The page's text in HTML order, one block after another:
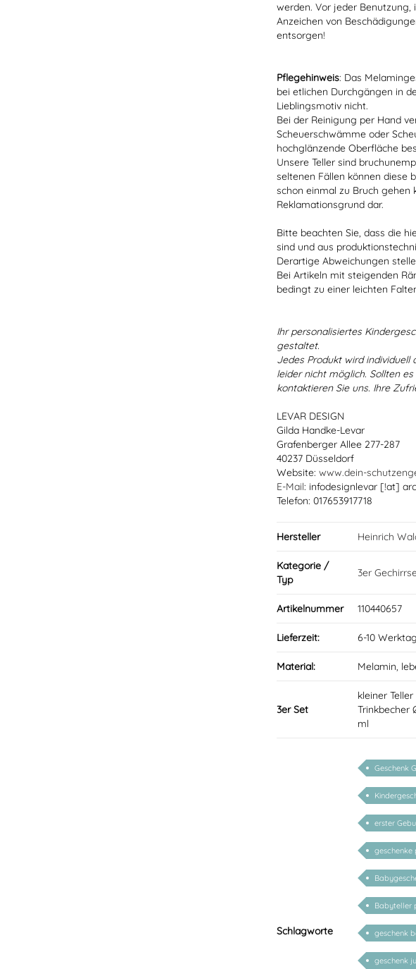
werden. Vor jeder Benutzung,
Anzeichen von
entsorgen!
Pflegehinweis: Das
bei etlichen Durchgängen in
Lieblingsmotiv nicht.
Bei der Reinigung per Hand
Scheuerschwämme oder
hochglänzende Oberfläche
Unsere Teller sind
seltenen Fällen können diese
schon einmal zu Bruch gehen
Reklamationsgrund dar.
Bitte beachten Sie, dass die
sind und aus
Derartige Abweichungen
Bei Artikeln mit steigenden
bedingt zu einer leichten
Ihr personalisiertes
gestaltet.
Jedes Produkt wird
leider nicht möglich. Sollten
kontaktieren Sie uns. Ihre
LEVAR DESIGN
Gilda Handke-Levar
Grafenberger Allee 277-287
40237 Düsseldorf
Website: www.dein-
E-Mail: infodesignlevar [!at]
Telefon: 017653917718
Hersteller Heinrich
Kategorie /
Typ
3er
Artikelnummer 110440657
Lieferzeit: 6-10
Material: Melamin,
3er Set
kleiner
Trinkbecher
ml
Schlagworte
Geschenk
erster
geschenke
Babyteller
geschenk
geschenk